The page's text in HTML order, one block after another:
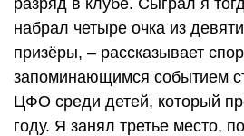
набрал четыре очка из
призёры, – рассказывает
запоминающимся событием
ЦФО среди детей, который
году. Я занял третье место,